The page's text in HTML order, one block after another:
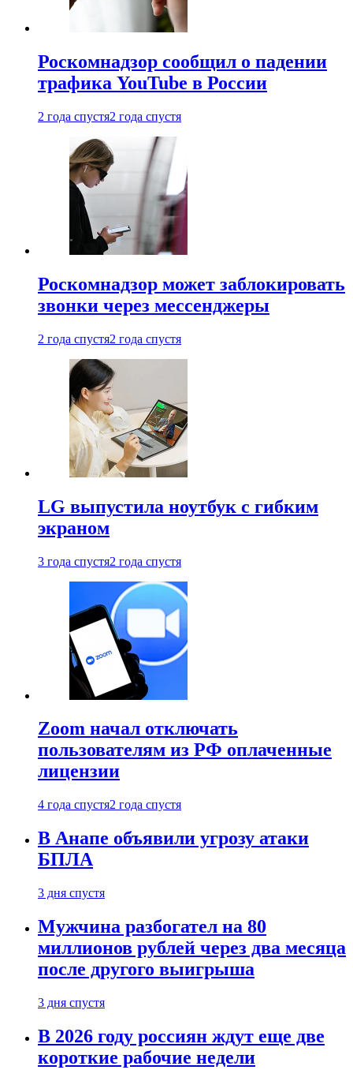
Роскомнадзор сообщил о падении
трафика YouTube в России
2 года спустя2 года спустя
Роскомнадзор может заблокировать
звонки через мессенджеры
2 года спустя2 года спустя
LG выпустила ноутбук с гибким
экраном
3 года спустя2 года спустя
Zoom начал отключать
пользователям из РФ оплаченные
лицензии
4 года спустя2 года спустя
В Анапе объявили угрозу атаки
БПЛА
3 дня спустя
Мужчина разбогател на 80
миллионов рублей через два месяца
после другого выигрыша
3 дня спустя
В 2026 году россиян ждут еще две
короткие рабочие недели